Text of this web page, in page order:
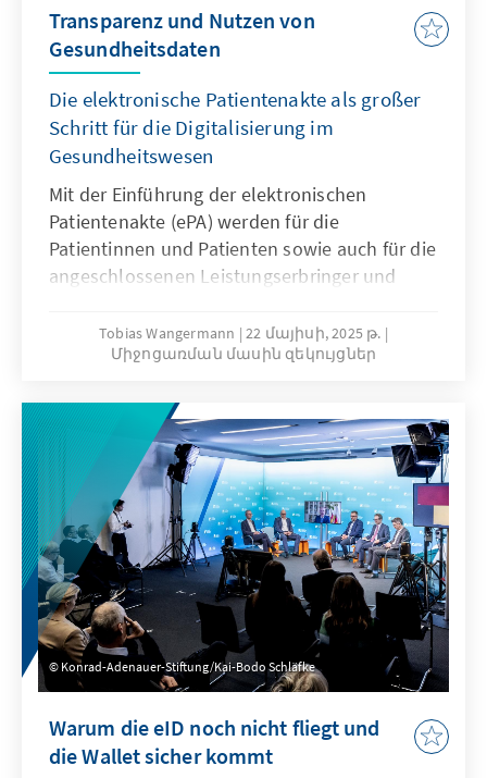
Transparenz und Nutzen von
Gesundheitsdaten
Die elektronische Patientenakte als großer
Schritt für die Digitalisierung im
Gesundheitswesen
Mit der Einführung der elektronischen
Patientenakte (ePA) werden für die
Patientinnen und Patienten sowie auch für die
angeschlossenen Leistungserbringer und
Teilen von Dokumenten und Daten soll mehr
Effizienz im Gesundheitswesen ermöglichen,
Versicherten mehr Transparenz gewähren und
auch der Forschung dringend benötigte Daten
zur Verfügung stellen. Fragen der Sicherheit
und der Funktionalität der ePA stehen in der
Diskussion.
Tobias Wangermann
22 մայիսի, 2025 թ.
Միջոցառման մասին զեկույցներ
Konrad-Adenauer-Stiftung/Kai-Bodo Schläfke
Warum die eID noch nicht fliegt und
die Wallet sicher kommt